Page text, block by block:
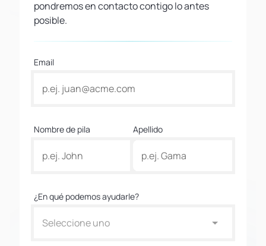
pondremos en contacto contigo lo antes
posible.
Email
Nombre de pila Apellido
¿En qué podemos ayudarle?
Seleccione uno